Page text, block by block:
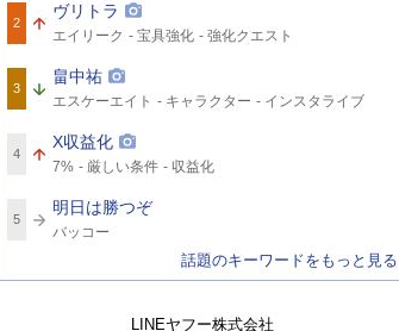
2
ヴリトラ
連
ー
ド
エイリーク 宝具強化 強化クエスト
3
畠中祐
連
ー
ド
エスケーエイト キャラクター インスタライブ
4
X収益化
関
連
ー
ド
7% 厳しい条件 収益化
5
明日は勝つぞ
関
連
バッコー
話題のキーワードをもっと見る
LINEヤフー株式会社